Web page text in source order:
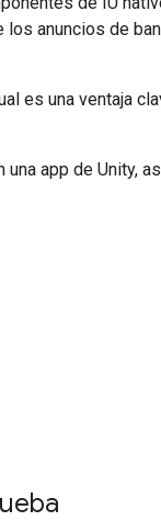
anuncios de
es una ventaja
app de Unity,